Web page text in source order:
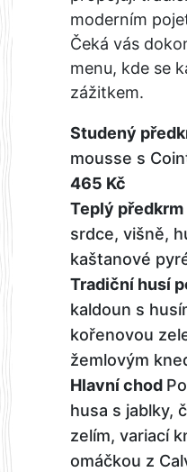
moderním
Čeká vás
menu, kde se
zážitkem.
Studený
mousse s
465 Kč
Teplý předkrm
srdce, višně,
kaštanové
Tradiční husí
kaldoun s
kořenovou
žemlovým
Hlavní chod
husa s jablky,
zelím, variací
omáčkou z